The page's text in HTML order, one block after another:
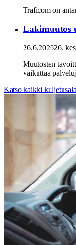
Traficom on
Lakimuutos
26.6.202626.
Muutosten
vaikuttaa
Katso kaikki